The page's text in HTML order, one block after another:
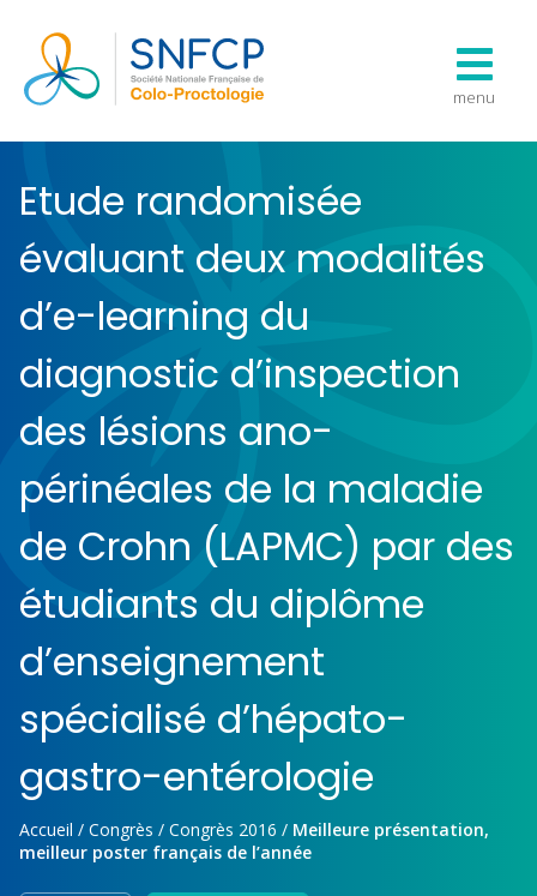
menu
Etude randomisée
évaluant deux modalités
d’e-learning du
diagnostic d’inspection
des lésions ano-
périnéales de la maladie
de Crohn (LAPMC) par des
étudiants du diplôme
d’enseignement
spécialisé d’hépato-
gastro-entérologie
Accueil / Congrès / Congrès 2016 / Meilleure présentation,
meilleur poster français de l’année